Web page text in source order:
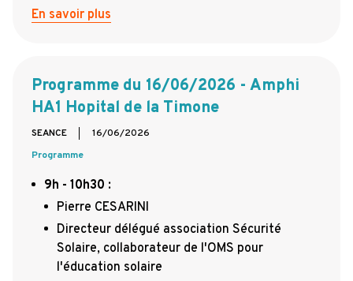
En savoir plus
Programme du 16/06/2026 - Amphi
HA1 Hopital de la Timone
SEANCE
16/06/2026
Programme
9h - 10h30 :
Pierre CESARINI
Directeur délégué association Sécurité
Solaire, collaborateur de l'OMS pour
l'éducation solaire